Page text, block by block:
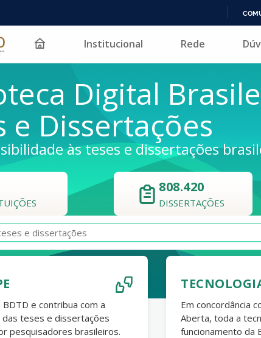
Institucional Rede
Digital
e Dissertações
às teses e dissertações
808.420
DISSERTAÇÕES
BDTD e contribua com a
das teses e dissertações
pesquisadores brasileiros.
Em concordância
Aberta, toda a
funcionamento da